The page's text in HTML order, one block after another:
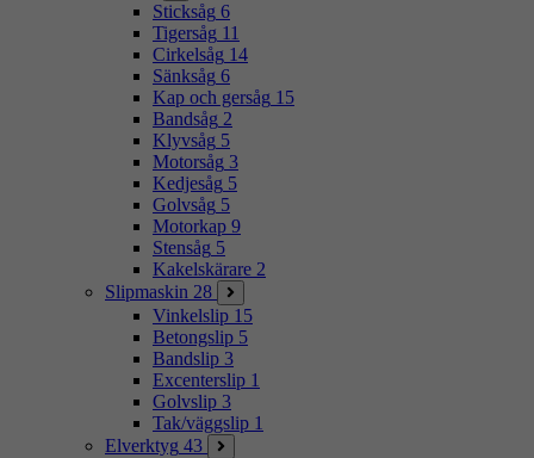
Sticksåg 6
Tigersåg 11
Cirkelsåg 14
Sänksåg 6
Kap och gersåg 15
Bandsåg 2
Klyvsåg 5
Motorsåg 3
Kedjesåg 5
Golvsåg 5
Motorkap 9
Stensåg 5
Kakelskärare 2
Slipmaskin 28
Vinkelslip 15
Betongslip 5
Bandslip 3
Excenterslip 1
Golvslip 3
Tak/väggslip 1
Elverktyg 43